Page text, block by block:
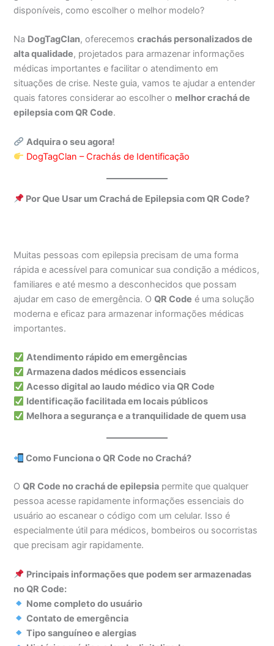
disponíveis, como escolher o melhor modelo?
Na DogTagClan, oferecemoscrachás personalizados de
alta qualidade, projetados para armazenar informações
médicas importantes e facilitar o atendimento em
situações de crise. Neste guia, vamos te ajudar a entender
quais fatores considerar ao escolher o melhor crachá de
epilepsia com QR Code.
Adquira o seu agora!
DogTagClan – Crachás de Identificação
Por Que Usar um Crachá de Epilepsia com QR Code?
Muitas pessoas com epilepsia precisam de uma forma
rápida e acessível para comunicar sua condição a médicos,
familiares e até mesmo a desconhecidos que possam
ajudar em caso de emergência. OQR Code é uma solução
moderna e eficaz para armazenar informações médicas
importantes.
Atendimento rápido em emergências
Armazena dados médicos essenciais
Acesso digital ao laudo médico via QR Code
Identificação facilitada em locais públicos
Melhora a segurança e a tranquilidade de quem usa
Como Funciona o QR Code no Crachá?
OQR Code no crachá de epilepsia permite que qualquer
pessoa acesse rapidamente informações essenciais do
usuário ao escanear o código com um celular. Isso é
especialmente útil para médicos, bombeiros ou socorristas
que precisam agir rapidamente.
Principais informações que podem ser armazenadas
no QR Code:
Nome completo do usuário
Contato de emergência
Tipo sanguíneo e alergias